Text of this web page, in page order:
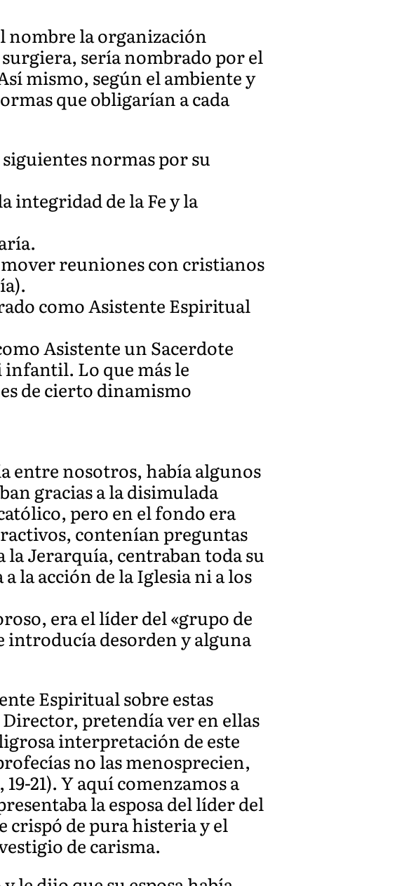
nombre la organización
sería nombrado por el
mismo, según el ambiente y
que obligarían a cada
normas por su
integridad de la Fe y la
reuniones con cristianos
como Asistente Espiritual
Asistente un Sacerdote
infantil. Lo que más le
de cierto dinamismo
entre nosotros, había algunos
gracias a la disimulada
pero en el fondo era
contenían preguntas
la Jerarquía, centraban toda su
la acción de la Iglesia ni a los
era el líder del «grupo de
introducía desorden y alguna
Espiritual sobre estas
pretendía ver en ellas
interpretación de este
no las menosprecien,
21). Y aquí comenzamos a
la esposa del líder del
crispó de pura histeria y el
de carisma.